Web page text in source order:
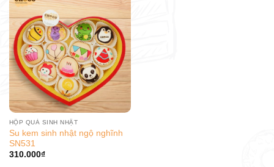
HỘP QUÀ SINH NHẬT
Su kem sinh nhật ngộ nghĩnh
SN531
310.000₫